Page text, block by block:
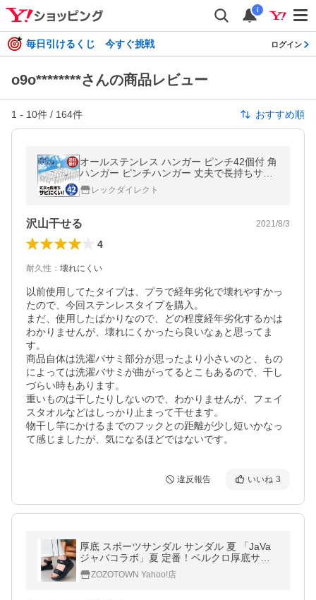
i
毎日引けるくじ 今すぐ挑戦 ログイン
o9o********さんの商品レビュー
1 - 10件 / 164件 おすすめ順
オールステンレス ハンガー ピンチ42個付 角
ハンガー ピンチハンガー 丈夫で長持ちサビ
にくいオールステンレス製 レック
レックダイレクト
沢山干せる 2021/8/3
4
耐久性 ： 壊れにくい
以前使用してたタイプは、プラで経年劣化で壊れやすかっ
たので、今回ステンレスタイプを購入。
まだ、使用したばかりなので、どの程度経年劣化するかは
わかりませんが、壊れにくかったら良いなぁと思ってま
す。
商品自体は洗濯バサミ部分が思ったより小さいのと、もの
によっては洗濯バサミが曲がってるとこもあるので、干し
づらい時もあります。
重いものは干したりしないので、わかりませんが、フェイ
スタオルなどはしっかり止まって干せます。
物干し竿にかけるまでのフックとの距離が少し短いかなっ
て感じましたが、気になるほどではないです。
違反報告 いいね 3
厚底 スポーツサンダル サンダル 夏 「JaVa
ジャバコラボ」夏 定番！ベルクロ厚底サン
ダル ストラップあり レディース
ZOZOTOWN Yahoo!店